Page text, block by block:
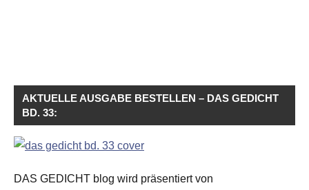
AKTUELLE AUSGABE BESTELLEN – DAS GEDICHT
BD. 33:
DAS GEDICHT blog wird präsentiert von